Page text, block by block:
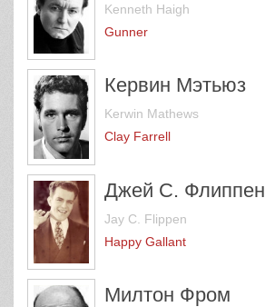
Kenneth Haigh
Gunner
Кервин Мэтьюз
Kerwin Mathews
Clay Farrell
Джей С. Флиппен
Jay C. Flippen
Happy Gallant
Милтон Фром